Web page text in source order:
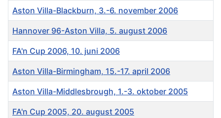
Aston Villa-Blackburn, 3.-6. november 2006
Hannover 96-Aston Villa, 5. august 2006
FA'n Cup 2006, 10. juni 2006
Aston Villa-Birmingham, 15.-17. april 2006
Aston Villa-Middlesbrough, 1.-3. oktober 2005
FA'n Cup 2005, 20. august 2005